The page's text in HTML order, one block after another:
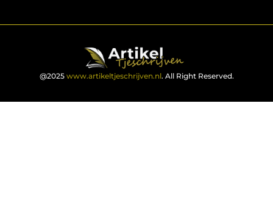
@2025 www.artikeltjeschrijven.nl. All Right Reserved.